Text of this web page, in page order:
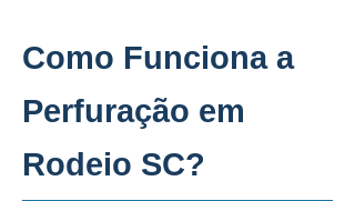
Como Funciona a
Perfuração em
Rodeio SC?